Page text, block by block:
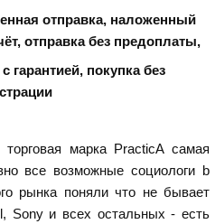
отправка, наложенный
отправка без предоплаты,
гарантией, покупка без
марка PracticA самая
все возможные социологи b
рынка поняли что не бывает
Sony и всех остальных - есть